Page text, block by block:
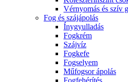
Vérnyomás és szív
Fog és szájápolás
Í́nygyulladás
Fogkrém
Szájvíz
Fogkefe
Fogselyem
Műfogsor ápolás
Fogfehérítés